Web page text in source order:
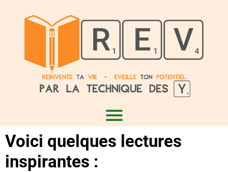
Voici quelques lectures
inspirantes :